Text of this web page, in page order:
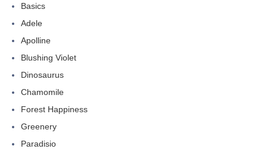
Basics
Adele
Apolline
Blushing Violet
Dinosaurus
Chamomile
Forest Happiness
Greenery
Paradisio